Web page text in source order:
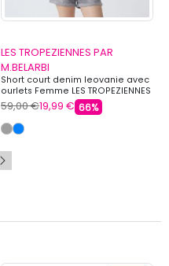
LES TROPEZIENNES PAR
M.BELARBI
Short court denim leovanie avec
ourlets Femme LES TROPEZIENNES
PAR M.BELARBI
59,00 €19,99 € 66%